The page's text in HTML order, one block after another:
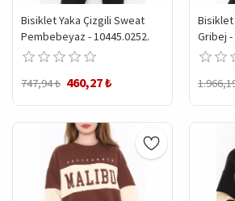
Bisiklet Yaka Çizgili Sweat
Pembebeyaz - 10445.0252.
747,94 ₺ 460,27 ₺
Bisiklet
Gribej -